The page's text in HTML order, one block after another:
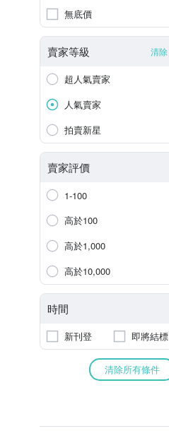
無底價
賣家等級 清除
超人氣賣家
人氣賣家
拍賣新星
賣家評價
1-100
高於100
高於1,000
高於10,000
時間
新刊登 即將結標
清除所有條件